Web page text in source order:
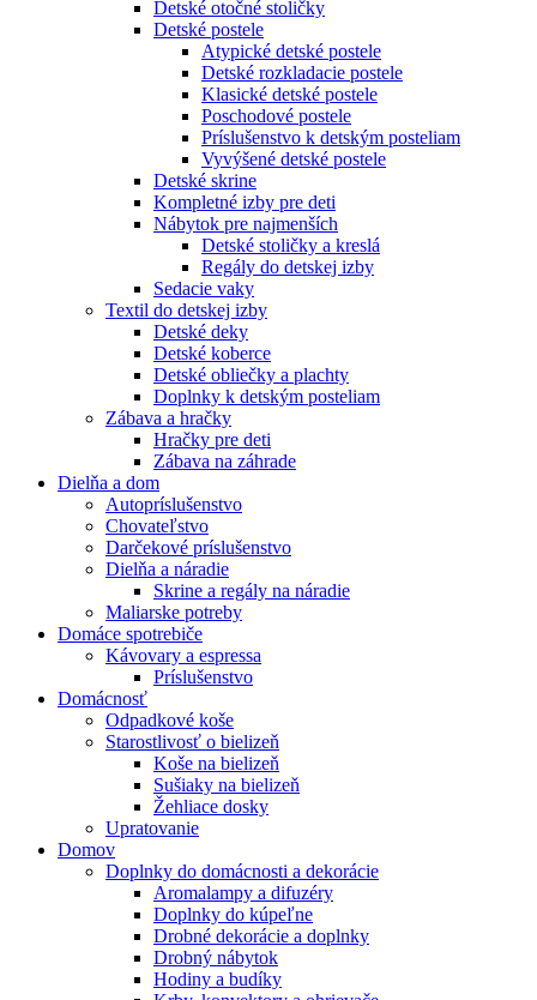
Detské otočné stoličky
Detské postele
Atypické detské postele
Detské rozkladacie postele
Klasické detské postele
Poschodové postele
Príslušenstvo k detským posteliam
Vyvýšené detské postele
Detské skrine
Kompletné izby pre deti
Nábytok pre najmenších
Detské stoličky a kreslá
Regály do detskej izby
Sedacie vaky
Textil do detskej izby
Detské deky
Detské koberce
Detské obliečky a plachty
Doplnky k detským posteliam
Zábava a hračky
Hračky pre deti
Zábava na záhrade
Dielňa a dom
Autopríslušenstvo
Chovateľstvo
Darčekové príslušenstvo
Dielňa a náradie
Skrine a regály na náradie
Maliarske potreby
Domáce spotrebiče
Kávovary a espressa
Príslušenstvo
Domácnosť
Odpadkové koše
Starostlivosť o bielizeň
Koše na bielizeň
Sušiaky na bielizeň
Žehliace dosky
Upratovanie
Domov
Doplnky do domácnosti a dekorácie
Aromalampy a difuzéry
Doplnky do kúpeľne
Drobné dekorácie a doplnky
Drobný nábytok
Hodiny a budíky